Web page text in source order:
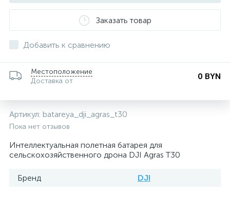
Заказать товар
Добавить к сравнению
Местоположение
Доставка от
0 BYN
Артикул: batareya_dji_agras_t30
Пока нет отзывов
Интеллектуальная полетная батарея для
сельскохозяйственного дрона DJI Agras T30
Бренд DJI